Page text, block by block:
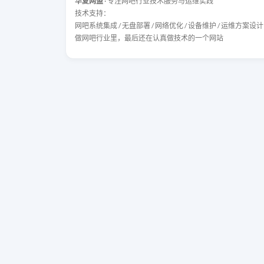
技术支持：
网吧系统集成 / 无盘部署 / 网络优化 / 设备维护 / 运维方案设
做网吧行业里，最后还在认真做技术的一个网站